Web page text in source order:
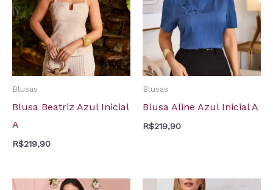
Blusas
Blusa Beatriz Azul Inicial
A
R$219,90
Blusas
Blusa Aline Azul Inicial A
R$219,90